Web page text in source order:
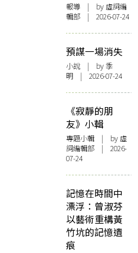
報導 | by 虛詞編
輯部 | 2026-07-24
預謀一場消失
小說 | by 季
明 | 2026-07-24
《寂靜的朋
友》小輯
專題小輯 | by 虛
詞編輯部 | 2026-
07-24
記憶在時間中
漂浮：曾淑芬
以藝術重構黃
竹坑的記憶遺
痕